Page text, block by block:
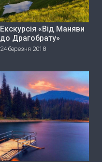
Екскурсія «Від Маняви
до Драгобрату»
24 березня 2018